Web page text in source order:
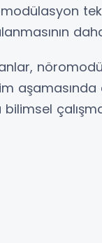
bilimsel